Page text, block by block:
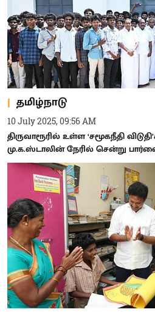
தமிழ்நாடு
10 July 2025, 09:56 AM
திருவாரூரில் உள்ள ‘சமூகநீதி
மு.க.ஸ்டாலின் நேரில் சென்று